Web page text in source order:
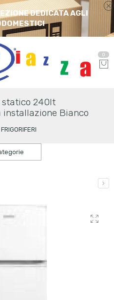
DEDICATA AGLI
0
statico 240lt
installazione Bianco
FRIGORIFERI